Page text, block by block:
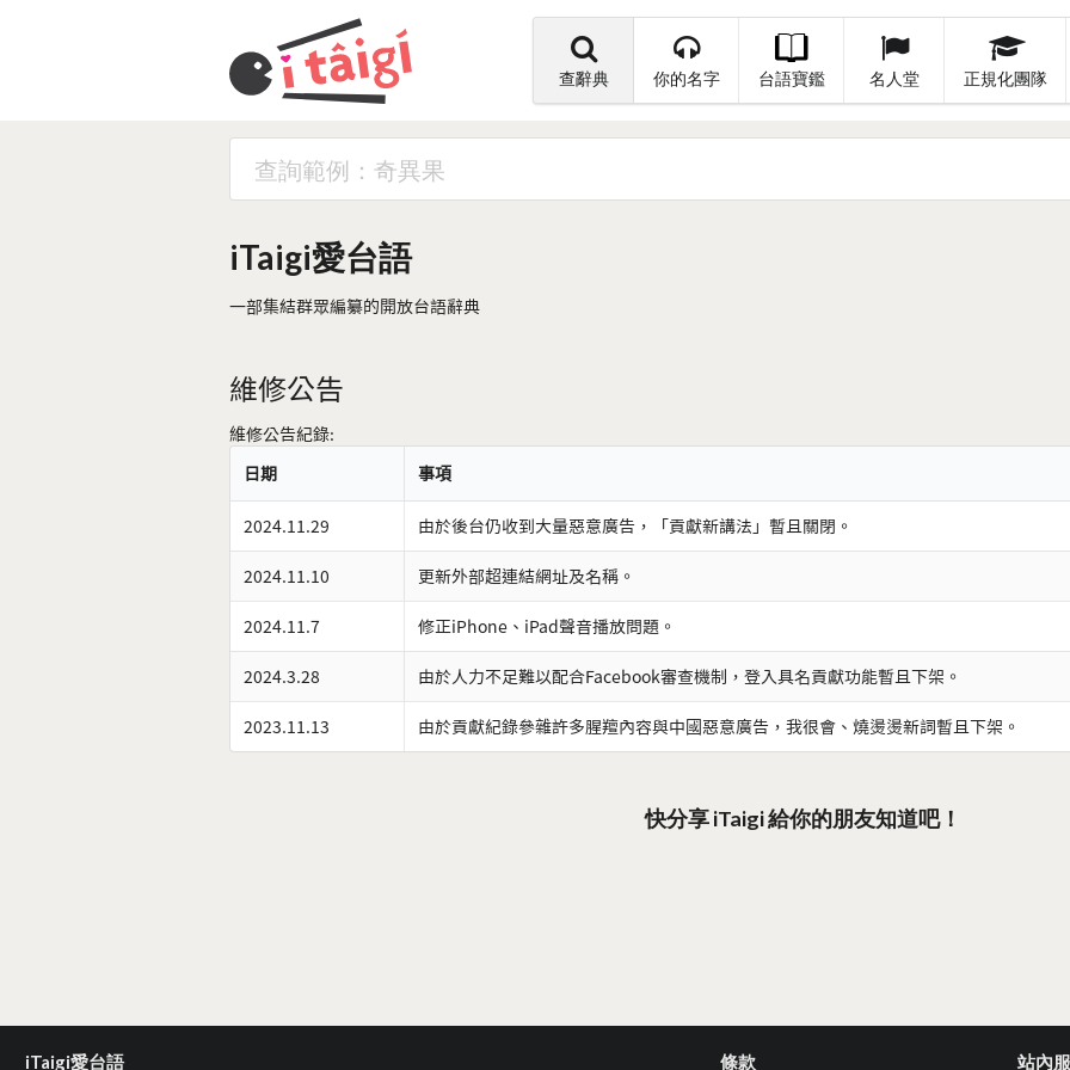
查辭典 你的名字 台語寶鑑 名人堂 正規化團隊
iTaigi愛台語
一部集結群眾編纂的開放台語辭典
維修公告
維修公告紀錄:
日期
事項
2024.11.29 由於後台仍收到大量惡意廣告，「貢獻新講法」暫且關閉。
2024.11.10 更新外部超連結網址及名稱。
2024.11.7 修正iPhone、iPad聲音播放問題。
2024.3.28 由於人力不足難以配合Facebook審查機制，登入具名貢獻功能暫且下架。
2023.11.13 由於貢獻紀錄參雜許多腥羶內容與中國惡意廣告，我很會、燒燙燙新詞暫且下架。
快分享 iTaigi 給你的朋友知道吧！
iTaigi愛台語 條款 站內